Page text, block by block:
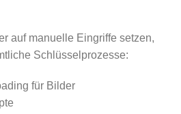
auf manuelle Eingriffe setzen,
Schlüsselprozesse:
für Bilder